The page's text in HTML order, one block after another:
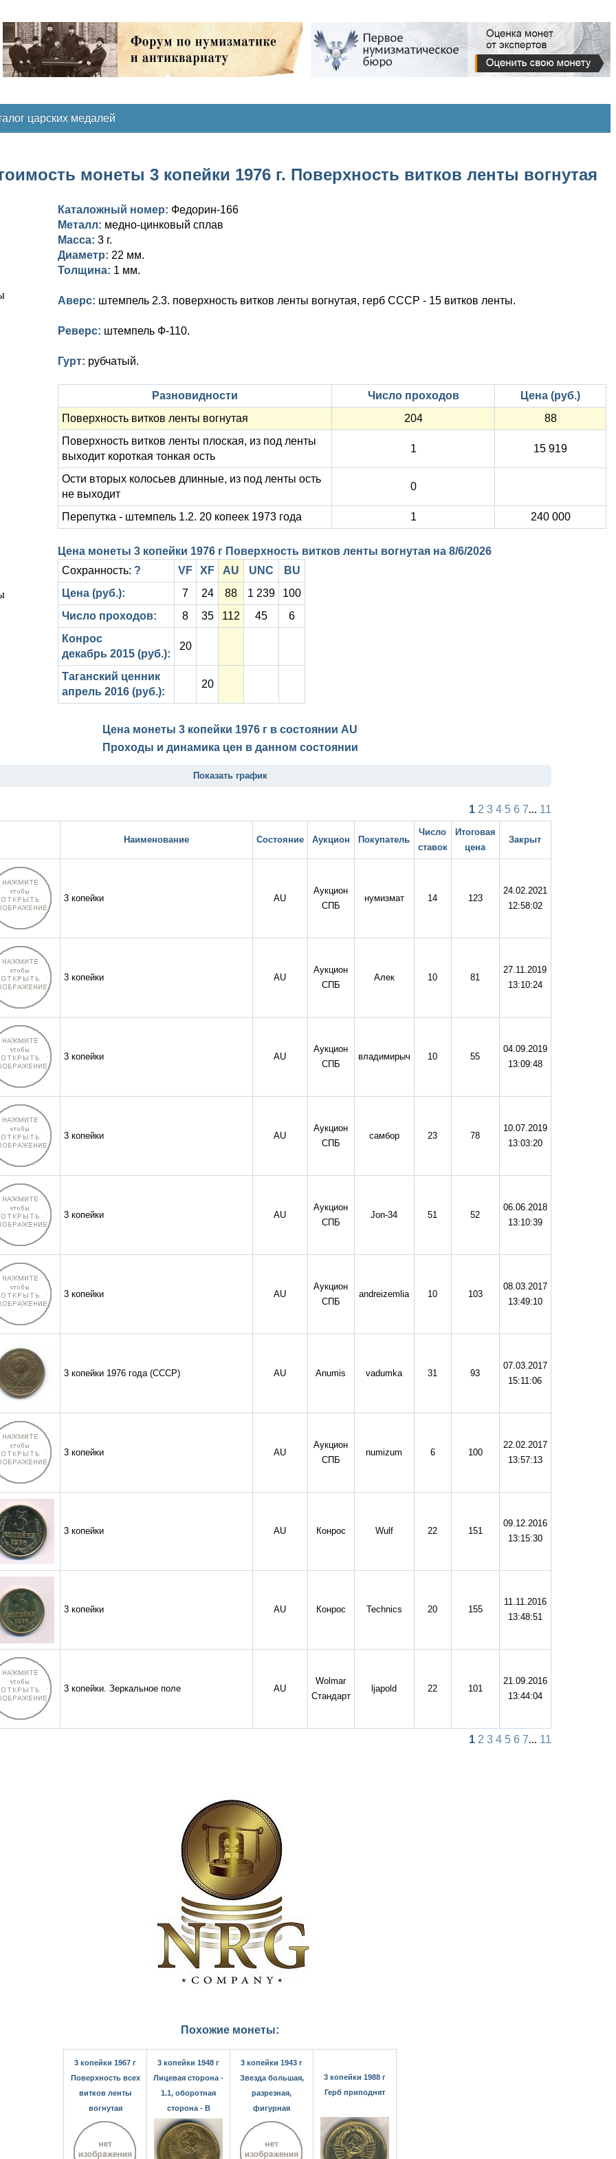
царских медалей
монеты 3 копейки 1976 г. Поверхность витков ленты вогнутая
Каталожный номер: Федорин-166
Металл: медно-цинковый сплав
Масса: 3 г.
Диаметр: 22 мм.
Толщина: 1 мм.
Аверс: штемпель 2.3. поверхность витков ленты вогнутая, герб СССР - 15 витков ленты.
Реверс: штемпель Ф-110.
Гурт: рубчатый.
Разновидности Число проходов
Цена (руб.)
Поверхность витков ленты вогнутая
204
88
Поверхность витков ленты плоская, из под ленты
выходит короткая тонкая ость
1 15 919
Ости вторых колосьев длинные, из под ленты ость
не выходит
0
Перепутка - штемпель 1.2. 20 копеек 1973 года 1 240 000
Цена монеты 3 копейки 1976 г Поверхность витков ленты вогнутая на 8/6/2026
Сохранность: ? VF XF AU UNC
BU
Цена (руб.):
7 24 88 1 239
100
Число проходов:
8 35 112 45
6
Конрос
декабрь 2015 (руб.):
20
Таганский ценник
апрель 2016 (руб.):
20
Цена монеты 3 копейки 1976 г в состоянии AU
Проходы и динамика цен в данном состоянии
Показать график
1 2 3 4 5 6 7... 11
Наименование Состояние Аукцион Покупатель
Число
ставок
Итоговая
цена
Закрыт
3 копейки AU
Аукцион
СПБ
нумизмат 14 123
24.02.2021
12:58:02
3 копейки AU
Аукцион
СПБ
Алек 10 81
27.11.2019
13:10:24
3 копейки AU
Аукцион
СПБ
владимирыч 10 55
04.09.2019
13:09:48
3 копейки AU
Аукцион
СПБ
самбор 23 78
10.07.2019
13:03:20
3 копейки AU
Аукцион
СПБ
Jon-34 51 52
06.06.2018
13:10:39
3 копейки AU
Аукцион
СПБ
andreizemlia 10 103
08.03.2017
13:49:10
3 копейки 1976 года (СССР) AU Anumis vadumka 31 93
07.03.2017
15:11:06
3 копейки AU
Аукцион
СПБ
numizum 6 100
22.02.2017
13:57:13
3 копейки AU Конрос Wulf 22 151
09.12.2016
13:15:30
3 копейки AU Конрос Technics 20 155
11.11.2016
13:48:51
3 копейки. Зеркальное поле AU
Wolmar
Стандарт
ljapold 22 101
21.09.2016
13:44:04
1 2 3 4 5 6 7... 11
Похожие монеты:
3 копейки 1967 г
Поверхность всех
витков ленты
вогнутая
3 копейки 1948 г
Лицевая сторона -
1.1, оборотная
сторона - В
3 копейки 1943 г
Звезда большая,
разрезная,
фигурная
3 копейки 1988 г
Герб приподнят